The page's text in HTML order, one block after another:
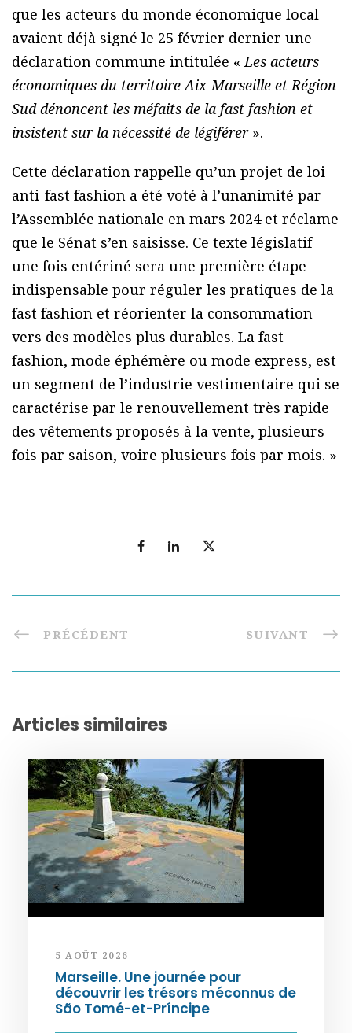
que les acteurs du monde économique local
avaient déjà signé le 25 février dernier une
déclaration commune intitulée «Les acteurs
économiques du territoire Aix-Marseille et Région
Sud dénoncent les méfaits de la fast fashion et
insistent sur la nécessité de légiférer».
Cette déclaration rappelle qu’un projet de loi
anti-fast fashion a été voté à l’unanimité par
l’Assemblée nationale en mars 2024 et réclame
que le Sénat s’en saisisse. Ce texte législatif
une fois entériné sera une première étape
indispensable pour réguler les pratiques de la
fast fashion et réorienter la consommation
vers des modèles plus durables. La fast
fashion, mode éphémère ou mode express, est
un segment de l’industrie vestimentaire qui se
caractérise par le renouvellement très rapide
des vêtements proposés à la vente, plusieurs
fois par saison, voire plusieurs fois par mois. »
PRÉCÉDENT SUIVANT
Articles similaires
5 AOÛT 2026
Marseille. Une journée pour
découvrir les trésors méconnus de
São Tomé-et-Príncipe